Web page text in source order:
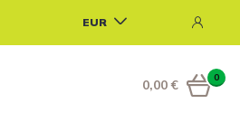
EUR
0
0,00 €